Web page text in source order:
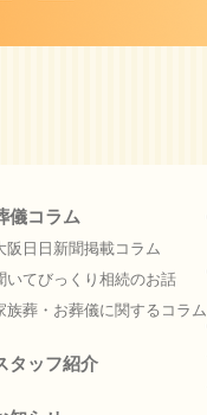
儀コラム
阪日日新聞掲載コラム
いてびっくり相続のお話
族葬・お葬儀に関するコラム
タッフ紹介